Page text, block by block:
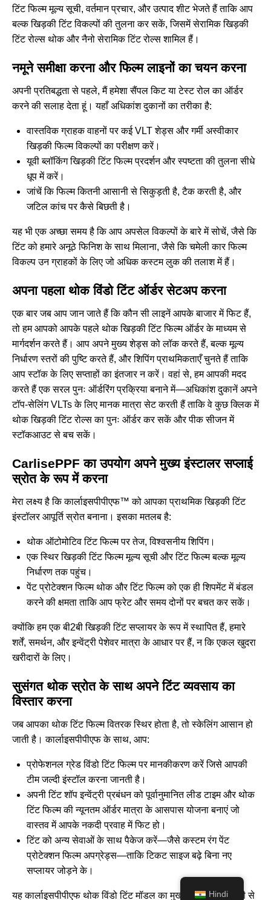
टिंट फिल्म मूल्य सूची, वर्तमान प्रचार, और उत्पाद शीट भेजते हैं ताकि आप
बल्क खिड़की टिंट विकल्पों की तुलना कर सकें, जिसमें सेरामिक खिड़की
टिंट रोल्स थोक और नैनो सेरामिक टिंट रोल्स शामिल हैं।
नमूने समीक्षा करना और फिल्म लाइनों का चयन करना
अपनी प्रतिबद्धता से पहले, मैं हमेशा सैंपल किट या टेस्ट रोल का ऑर्डर
करने की सलाह देता हूं। यहाँ अधिकांश दुकानों का तरीका है:
वास्तविक ग्राहक वाहनों पर कई VLT शेड्स और गर्मी अस्वीकार
खिड़की फिल्म विकल्पों का परीक्षण करें।
यूवी ब्लॉकिंग खिड़की टिंट फिल्म प्रदर्शन और स्पष्टता की तुलना सीधे
धूप में करें।
जांचें कि फिल्म कितनी आसानी से सिकुड़ती है, टैक करती है, और
जटिल कांच पर कैसे बिछती है।
यह भी एक अच्छा समय है कि आप अपसेल विकल्पों के बारे में सोचें, जैसे कि
टिंट को हमारे अनूठे फिनिश के साथ मिलाना, जैसे किचमेली कार फिल्म
विकल्पउन ग्राहकों के लिए जो अधिक कस्टम लुक की तलाश में हैं।
अपना पहला थोक विंडो टिंट ऑर्डर सेटअप करना
एक बार जब आप जान जाते हैं कि कौन सी लाइनें आपके बाजार में फिट हैं,
तो हम आपको आपके पहले थोक खिड़की टिंट फिल्म ऑर्डर के माध्यम से
मार्गदर्शन करते हैं। आप अपने मुख्य शेड्स को लॉक करते हैं, बल्क मूल्य
निर्धारण स्तरों की पुष्टि करते हैं, और शिपिंग प्राथमिकताएँ चुनते हैं ताकि
आप स्टॉक के लिए सप्ताहों का इंतजार न करें। वहां से, हम आपकी मदद
करते हैं एक सरल पुनः ऑर्डरिंग प्रक्रिया बनाने में—अधिकांश दुकानें अपने
टॉप-सेलिंग VLTs के लिए मानक मात्रा सेट करती हैं ताकि वे कुछ क्लिक में
थोक खिड़की टिंट रोल्स का पुनः ऑर्डर कर सकें और पीक सीजन में
स्टॉकआउट से बच सकें।
CarlisePPF का उपयोग अपने मुख्य इंस्टालर सप्लाई
स्रोत के रूप में करना
मेरा लक्ष्य है कि कार्लाइसपीपीएफ™ को आपका प्राथमिक खिड़की टिंट
इंस्टॉलर आपूर्ति स्रोत बनाना। इसका मतलब है:
थोक ऑटोमोटिव टिंट फिल्म पर तेज, विश्वसनीय शिपिंग।
एक स्थिर खिड़की टिंट फिल्म मूल्य सूची और टिंट फिल्म बल्क मूल्य
निर्धारण तक पहुंच।
पेंट प्रोटेक्शन फिल्म थोक और टिंट फिल्म को एक ही शिपमेंट में बंडल
करने की क्षमता ताकि आप फ्रेट और समय दोनों पर बचत कर सकें।
क्योंकि हम एक बी2बी खिड़की टिंट सप्लायर के रूप में स्थापित हैं, हमारे
शर्तें, समर्थन, और इन्वेंट्री पेशेवर मात्रा के आधार पर हैं, न कि एकल खुदरा
खरीदारों के लिए।
सुसंगत थोक स्रोत के साथ अपने टिंट व्यवसाय का
विस्तार करना
जब आपका थोक टिंट फिल्म वितरक स्थिर होता है, तो स्केलिंग आसान हो
जाती है। कार्लाइसपीपीएफ के साथ, आप:
प्रोफेशनल ग्रेड विंडो टिंट फिल्म पर मानकीकरण करें जिसे आपकी
टीम जल्दी इंस्टॉल करना जानती है।
अपनी टिंट शॉप इन्वेंट्री प्रबंधन को पूर्वानुमानित लीड टाइम और थोक
टिंट फिल्म की न्यूनतम ऑर्डर मात्रा के आसपास योजना बनाएं जो
वास्तव में आपके नकदी प्रवाह में फिट हो।
टिंट को अन्य सेवाओं के साथ पैकेज करें—जैसे कस्टम रंगपेंट
प्रोटेक्शन फिल्म अपग्रेड्स—ताकि टिकट साइज बढ़े बिना नए
सप्लायर जोड़ने के।
यह कार्लाइसपीपीएफ थोक विंडो टिंट मॉडल का मुख्य हिस्सा है: फैक्ट्री से
Hindi